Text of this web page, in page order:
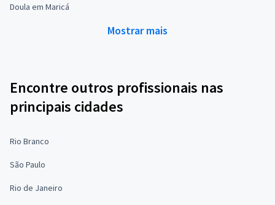
Doula em Maricá
Mostrar mais
Encontre outros profissionais nas
principais cidades
Rio Branco
São Paulo
Rio de Janeiro